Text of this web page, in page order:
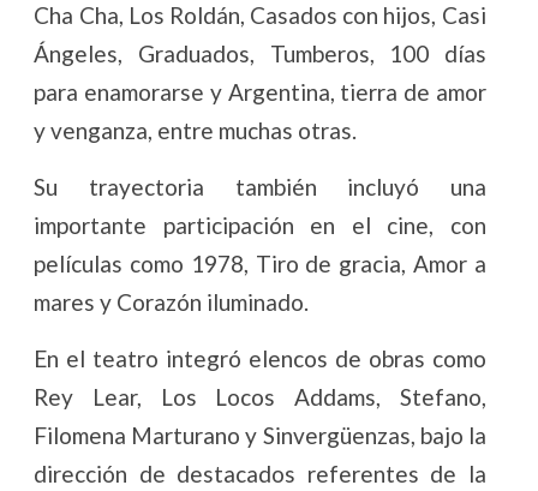
Cha Cha, Los Roldán, Casados con hijos, Casi
Ángeles, Graduados, Tumberos, 100 días
para enamorarse y Argentina, tierra de amor
y venganza, entre muchas otras.
Su trayectoria también incluyó una
importante participación en el cine, con
películas como 1978, Tiro de gracia, Amor a
mares y Corazón iluminado.
En el teatro integró elencos de obras como
Rey Lear, Los Locos Addams, Stefano,
Filomena Marturano y Sinvergüenzas, bajo la
dirección de destacados referentes de la